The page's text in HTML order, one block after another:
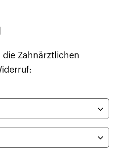
die Zahnärztlichen